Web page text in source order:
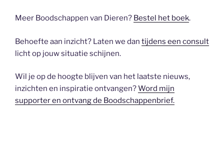
Meer Boodschappen van Dieren? Bestel het boek.
Behoefte aan inzicht? Laten we dan tijdens een consult
licht op jouw situatie schijnen.
Wil je op de hoogte blijven van het laatste nieuws,
inzichten en inspiratie ontvangen?Word mijn
supporter en ontvang de Boodschappenbrief.